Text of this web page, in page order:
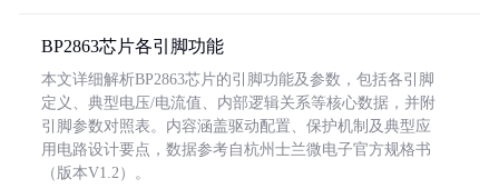
BP2863芯片各引脚功能
本文详细解析BP2863芯片的引脚功能及参数，包括各引脚
定义、典型电压/电流值、内部逻辑关系等核心数据，并附
引脚参数对照表。内容涵盖驱动配置、保护机制及典型应
用电路设计要点，数据参考自杭州士兰微电子官方规格书
（版本V1.2）。